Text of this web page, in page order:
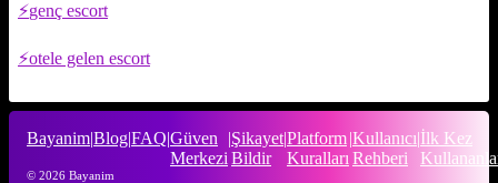
genç escort
otele gelen escort
Bayanim|Blog|FAQ|Güven
Merkezi
|Şikayet
Bildir
|Platform
Kuralları
|Kullanıcı
Rehberi
|İlk Kez
© 2026 Bayanim